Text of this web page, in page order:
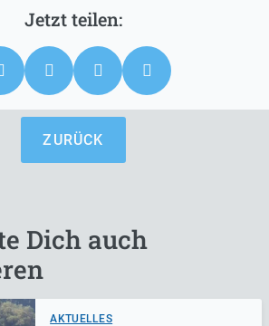
ZURÜCK
Dich auch
AKTUELLES